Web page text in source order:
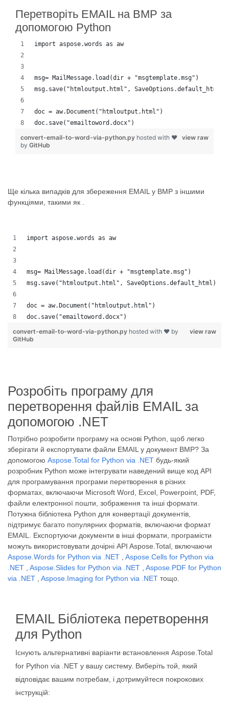
Перетворіть EMAIL на BMP за
допомогою Python
import aspose.words as aw
msg= MailMessage.load(dir + "msgtemplate.msg")
msg.save("htmloutput.html", SaveOptions.default_html)
doc = aw.Document("htmloutput.html")
doc.save("emailtoword.docx")
view raw
convert-email-to-word-via-python.py hosted with ❤
by GitHub
Ще кілька випадків для збереження EMAIL у BMP з іншими
функціями, такими як .
import aspose.words as aw
msg= MailMessage.load(dir + "msgtemplate.msg")
msg.save("htmloutput.html", SaveOptions.default_html)
doc = aw.Document("htmloutput.html")
doc.save("emailtoword.docx")
view raw
convert-email-to-word-via-python.py hosted with ❤ by
GitHub
Розробіть програму для
перетворення файлів EMAIL за
допомогою .NET
Потрібно розробити програму на основі Python, щоб легко
зберігати й експортувати файли EMAIL у документ BMP? За
допомогою Aspose.Total for Python via .NET будь-який
розробник Python може інтегрувати наведений вище код API
для програмування програми перетворення в різних
форматах, включаючи Microsoft Word, Excel, Powerpoint, PDF,
файли електронної пошти, зображення та інші формати.
Потужна бібліотека Python для конвертації документів,
підтримує багато популярних форматів, включаючи формат
EMAIL. Експортуючи документи в інші формати, програмісти
можуть використовувати дочірні API Aspose.Total, включаючи
Aspose.Words for Python via .NET
Aspose.Cells for Python via
.NET
Aspose.Slides for Python via .NET
Aspose.PDF for Python
via .NET
Aspose.Imaging for Python via .NET тощо.
EMAIL Бібліотека перетворення
для Python
Існують альтернативні варіанти встановлення Aspose.Total
for Python via .NET у вашу систему. Виберіть той, який
відповідає вашим потребам, і дотримуйтеся покрокових
інструкцій: